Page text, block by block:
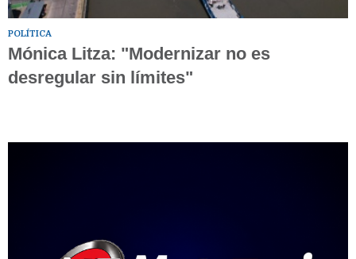
POLÍTICA
Mónica Litza: "Modernizar no es
desregular sin límites"